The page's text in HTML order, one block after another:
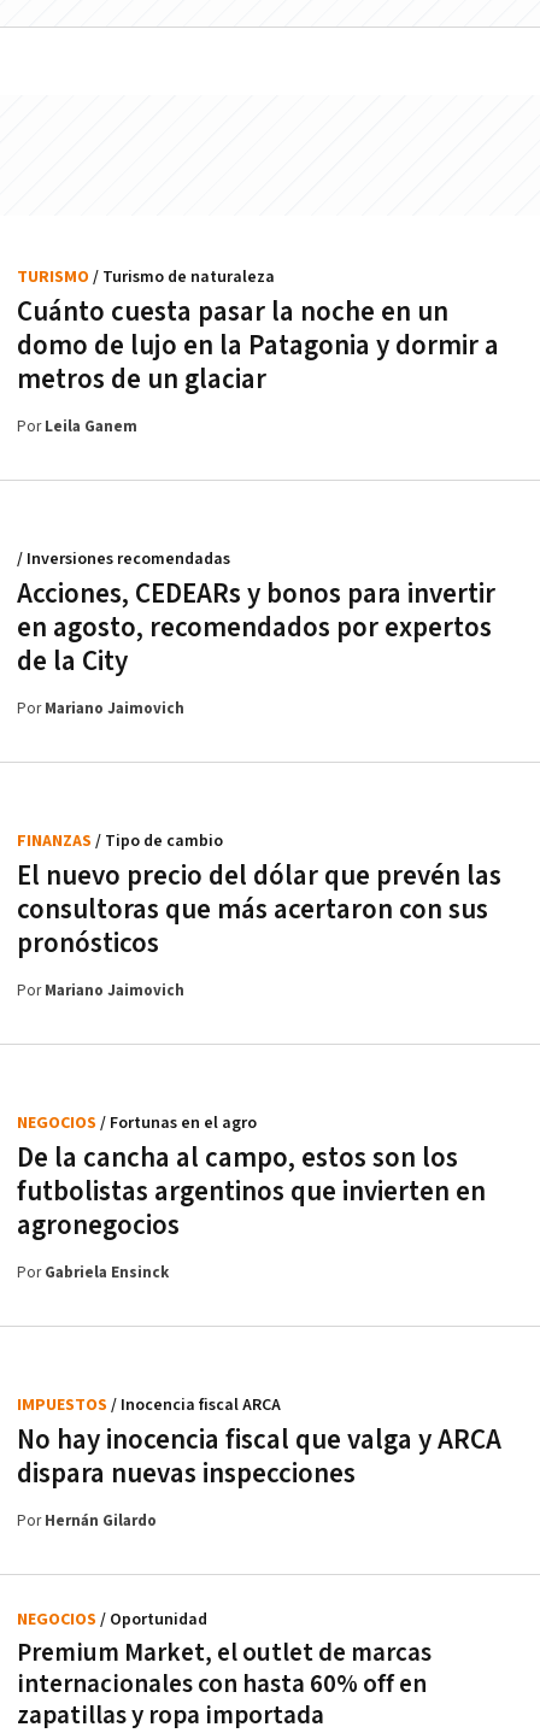
Cuánto cuesta pasar la noche en un
domo de lujo en la Patagonia y dormir a
metros de un glaciar
TURISMO / Turismo de naturaleza
PorLeila Ganem
Acciones, CEDEARs y bonos para invertir
en agosto, recomendados por expertos
de la City
/ Inversiones recomendadas
PorMariano Jaimovich
El nuevo precio del dólar que prevén las
consultoras que más acertaron con sus
pronósticos
FINANZAS / Tipo de cambio
PorMariano Jaimovich
De la cancha al campo, estos son los
futbolistas argentinos que invierten en
agronegocios
NEGOCIOS / Fortunas en el agro
PorGabriela Ensinck
No hay inocencia fiscal que valga y ARCA
dispara nuevas inspecciones
IMPUESTOS / Inocencia fiscal ARCA
PorHernán Gilardo
Premium Market, el outlet de marcas
internacionales con hasta 60% off en
zapatillas y ropa importada
NEGOCIOS / Oportunidad